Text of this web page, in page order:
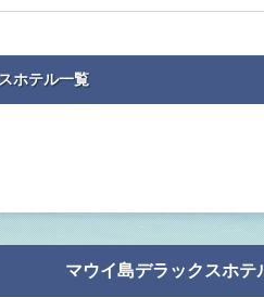
ホテル一覧
マウイ島デラックスホ